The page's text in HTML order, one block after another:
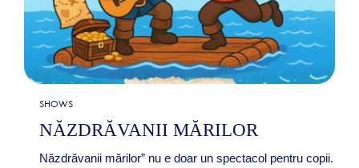
SHOWS
NĂZDRĂVANII MĂRILOR
Năzdrăvanii mărilor” nu e doar un spectacol pentru copii.